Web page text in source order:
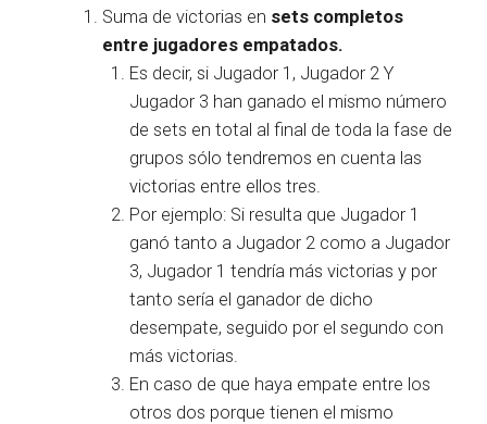
Suma de victorias en sets completos
entre jugadores empatados.
Es decir, si Jugador 1, Jugador 2 Y
Jugador 3 han ganado el mismo número
de sets en total al final de toda la fase de
grupos sólo tendremos en cuenta las
victorias entre ellos tres.
Por ejemplo: Si resulta que Jugador 1
ganó tanto a Jugador 2 como a Jugador
3, Jugador 1 tendría más victorias y por
tanto sería el ganador de dicho
desempate, seguido por el segundo con
más victorias.
En caso de que haya empate entre los
otros dos porque tienen el mismo